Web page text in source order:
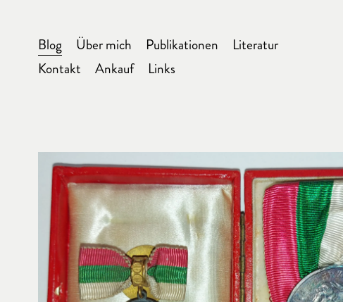
Blog Über mich Publikationen
Literatur
Kontakt
Ankauf Links